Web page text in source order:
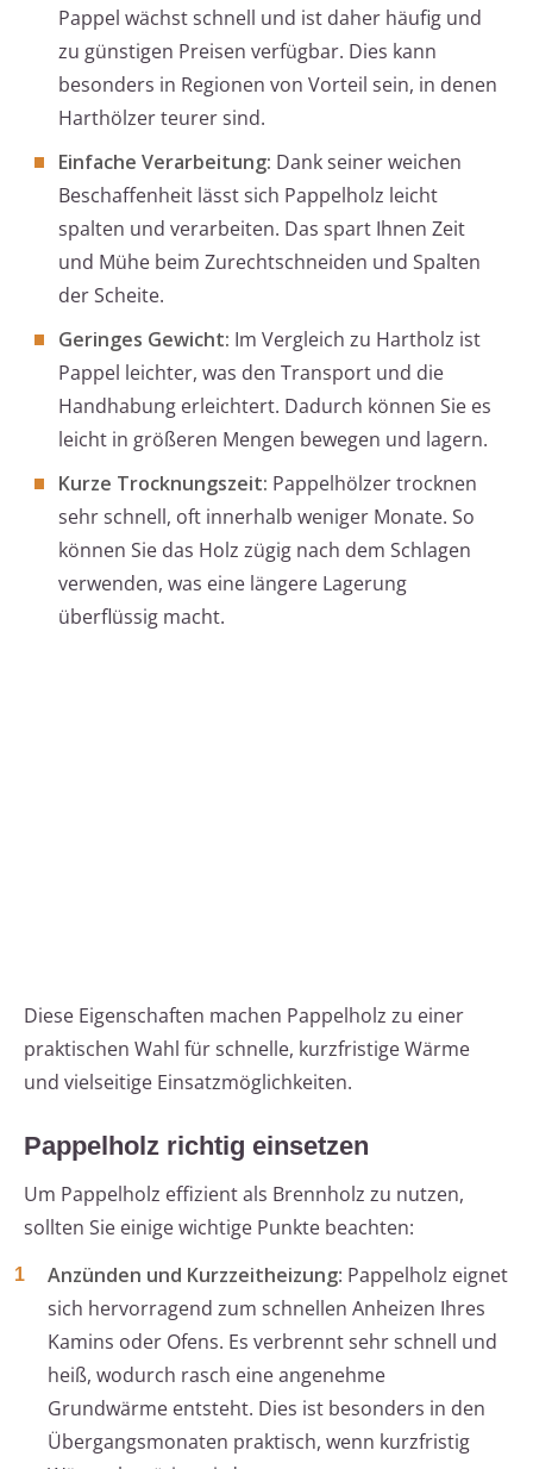
Pappel wächst schnell und ist daher häufig und
zu günstigen Preisen verfügbar. Dies kann
besonders in Regionen von Vorteil sein, in denen
Harthölzer teurer sind.
Einfache Verarbeitung: Dank seiner weichen
Beschaffenheit lässt sich Pappelholz leicht
spalten und verarbeiten. Das spart Ihnen Zeit
und Mühe beim Zurechtschneiden und Spalten
der Scheite.
Geringes Gewicht: Im Vergleich zu Hartholz ist
Pappel leichter, was den Transport und die
Handhabung erleichtert. Dadurch können Sie es
leicht in größeren Mengen bewegen und lagern.
Kurze Trocknungszeit: Pappelhölzer trocknen
sehr schnell, oft innerhalb weniger Monate. So
können Sie das Holz zügig nach dem Schlagen
verwenden, was eine längere Lagerung
überflüssig macht.
Diese Eigenschaften machen Pappelholz zu einer
praktischen Wahl für schnelle, kurzfristige Wärme
und vielseitige Einsatzmöglichkeiten.
Pappelholz richtig einsetzen
Um Pappelholz effizient als Brennholz zu nutzen,
sollten Sie einige wichtige Punkte beachten:
Anzünden und Kurzzeitheizung: Pappelholz eignet
sich hervorragend zum schnellen Anheizen Ihres
Kamins oder Ofens. Es verbrennt sehr schnell und
heiß, wodurch rasch eine angenehme
Grundwärme entsteht. Dies ist besonders in den
Übergangsmonaten praktisch, wenn kurzfristig